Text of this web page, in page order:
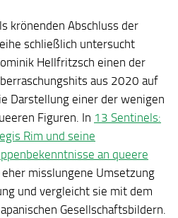
krönenden Abschluss der
schließlich untersucht
Hellfritzsch einen der
aus 2020 auf
Darstellung einer der wenigen
Figuren. In 13 Sentinels:
Rim und seine
an queere
misslungene Umsetzung
und vergleicht sie mit dem
Gesellschaftsbildern.